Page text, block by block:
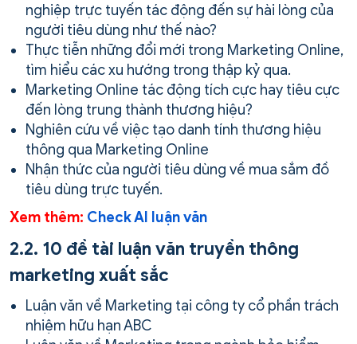
nghiệp trực tuyến tác động đến sự hài lòng của
người tiêu dùng như thế nào?
Thực tiễn những đổi mới trong Marketing Online,
tìm hiểu các xu hướng trong thập kỷ qua.
Marketing Online tác động tích cực hay tiêu cực
đến lòng trung thành thương hiệu?
Nghiên cứu về việc tạo danh tính thương hiệu
thông qua Marketing Online
Nhận thức của người tiêu dùng về mua sắm đồ
tiêu dùng trực tuyến.
Xem thêm: Check AI luận văn
2.2. 10 đề tài luận văn truyền thông
marketing xuất sắc
Luận văn về Marketing tại công ty cổ phần trách
nhiệm hữu hạn ABC